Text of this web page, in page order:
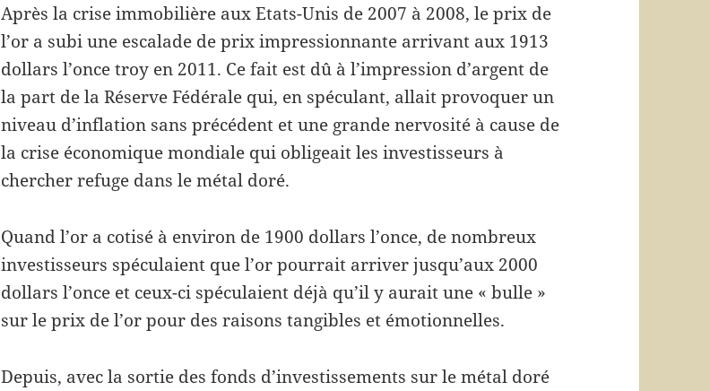
Après la crise immobilière aux Etats-Unis de 2007 à 2008, le prix de
l’or a subi une escalade de prix impressionnante arrivant aux 1913
dollars l’once troy en 2011. Ce fait est dû à l’impression d’argent de
la part de la Réserve Fédérale qui, en spéculant, allait provoquer un
niveau d’inflation sans précédent et une grande nervosité à cause de
la crise économique mondiale qui obligeait les investisseurs à
chercher refuge dans le métal doré.
Quand l’or a cotisé à environ de 1900 dollars l’once, de nombreux
investisseurs spéculaient que l’or pourrait arriver jusqu’aux 2000
dollars l’once et ceux-ci spéculaient déjà qu’il y aurait une « bulle »
sur le prix de l’or pour des raisons tangibles et émotionnelles.
Depuis, avec la sortie des fonds d’investissements sur le métal doré